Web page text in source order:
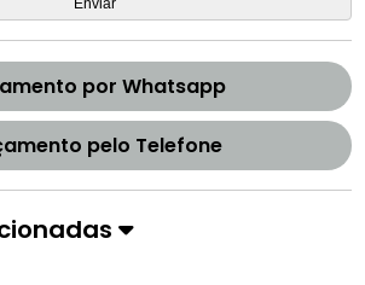
por Whatsapp
pelo Telefone